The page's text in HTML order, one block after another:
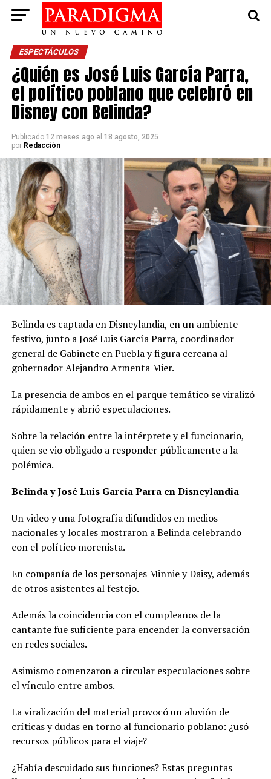
ESPECTÁCULOS
¿Quién es José Luis García Parra,
el político poblano que celebró en
Disney con Belinda?
Publicado 12 meses ago el 18 agosto, 2025
por Redacción
Belinda es captada en Disneylandia, en un ambiente
festivo, junto a José Luis García Parra, coordinador
general de Gabinete en Puebla y figura cercana al
gobernador Alejandro Armenta Mier.
La presencia de ambos en el parque temático se viralizó
rápidamente y abrió especulaciones.
Sobre la relación entre la intérprete y el funcionario,
quien se vio obligado a responder públicamente a la
polémica.
Belinda y José Luis García Parra en Disneylandia
Un video y una fotografía difundidos en medios
nacionales y locales mostraron a Belinda celebrando
con el político morenista.
En compañía de los personajes Minnie y Daisy, además
de otros asistentes al festejo.
Además la coincidencia con el cumpleaños de la
cantante fue suficiente para encender la conversación
en redes sociales.
Asimismo comenzaron a circular especulaciones sobre
el vínculo entre ambos.
La viralización del material provocó un aluvión de
críticas y dudas en torno al funcionario poblano: ¿usó
recursos públicos para el viaje?
¿Había descuidado sus funciones? Estas preguntas